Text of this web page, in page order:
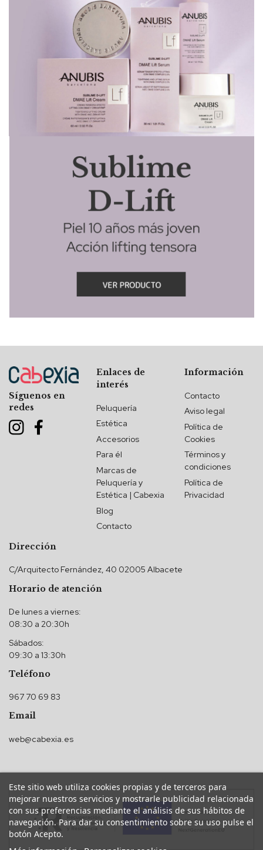
Síguenos en
redes
Enlaces de
interés
Peluquería
Estética
Accesorios
Para él
Marcas de
Peluquería y
Estética | Cabexia
Blog
Contacto
Información
Contacto
Aviso legal
Política de
Cookies
Términos y
condiciones
Política de
Privacidad
Dirección
C/Arquitecto Fernández, 40 02005 Albacete
Horario de atención
De lunes a viernes:
08:30 a 20:30h
Sábados:
09:30 a 13:30h
Teléfono
967 70 69 83
Email
web@cabexia.es
Este sitio web utiliza cookies propias y de terceros para
mejorar nuestros servicios y mostrarle publicidad relacionada
con sus preferencias mediante el análisis de sus hábitos de
navegación. Para dar su consentimiento sobre su uso pulse el
botón Acepto.